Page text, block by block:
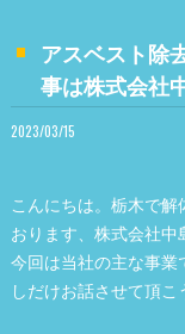
アスベスト除
事は株式会社
2023/03/15
こんにちは。栃木で
おります、株式会社中
今回は当社の主な事
しだけお話させて頂こ